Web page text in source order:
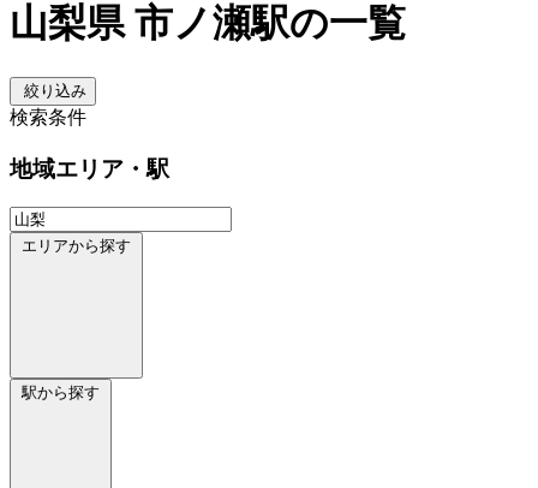
山梨県 市ノ瀬駅の一覧
絞り込み
検索条件
地域エリア・駅
エリアから探す
駅から探す